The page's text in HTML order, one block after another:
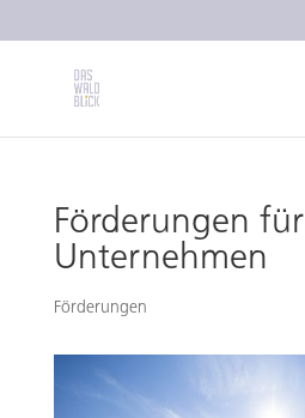
Förderungen für
Unternehmen
Förderungen